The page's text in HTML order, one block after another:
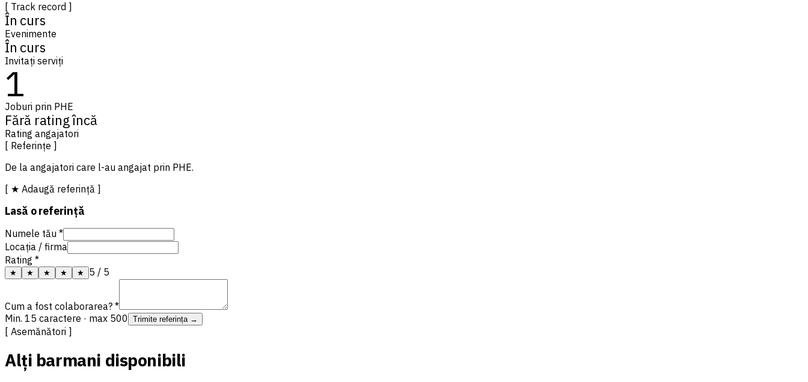
[ Track record ]
În curs
Evenimente
În curs
Invitați serviți
1
Joburi prin PHE
Fără rating încă
Rating angajatori
[ Referințe ]
De la angajatori care l-au angajat prin PHE.
[ ★ Adaugă referință ]
Lasă o referință
Numele tău *
Locația / firma
Rating *
★ ★ ★ ★ ★ 5 / 5
Cum a fost colaborarea? *
Min. 15 caractere · max 500
Trimite referința →
[ Asemănători ]
Alți barmani disponibili